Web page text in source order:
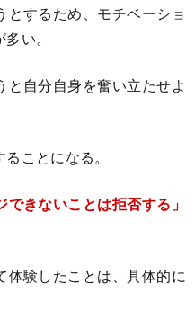
するため、モチベーショ
い。
自分自身を奮い立たせよ
ことになる。
きないことは拒否する」
験したことは、具体的に